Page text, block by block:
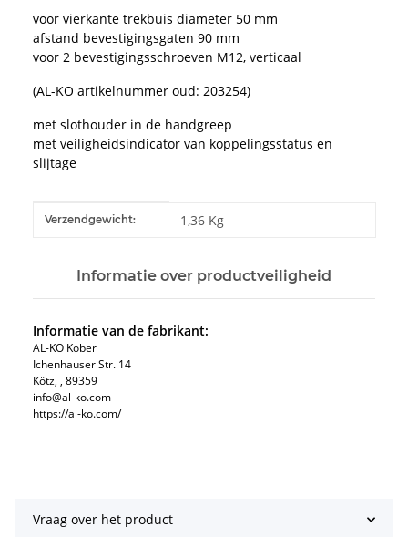
voor vierkante trekbuis diameter 50 mm
afstand bevestigingsgaten 90 mm
voor 2 bevestigingsschroeven M12, verticaal
(AL-KO artikelnummer oud: 203254)
met slothouder in de handgreep
met veiligheidsindicator van koppelingsstatus en
slijtage
#productDetails.itemInformation#
#productDetails.itemValue#
Verzendgewicht: 1,36 Kg
Informatie over productveiligheid
Informatie van de fabrikant:
AL-KO Kober
Ichenhauser Str. 14
Kötz, , 89359
info@al-ko.com
https://al-ko.com/
Vraag over het product